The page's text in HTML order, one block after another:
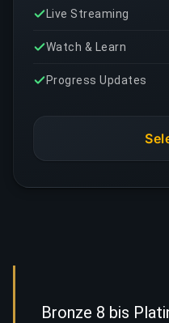
Live Streaming
Watch & Learn
Progress Updates
Bronze 8 bis